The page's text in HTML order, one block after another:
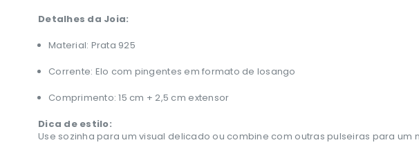
Detalhes da Joia:
Material: Prata 925
Corrente: Elo com pingentes em formato de losango
Comprimento: 15 cm + 2,5 cm extensor
Dica de estilo:
Use sozinha para um visual delicado ou combine com outras pulseiras para um